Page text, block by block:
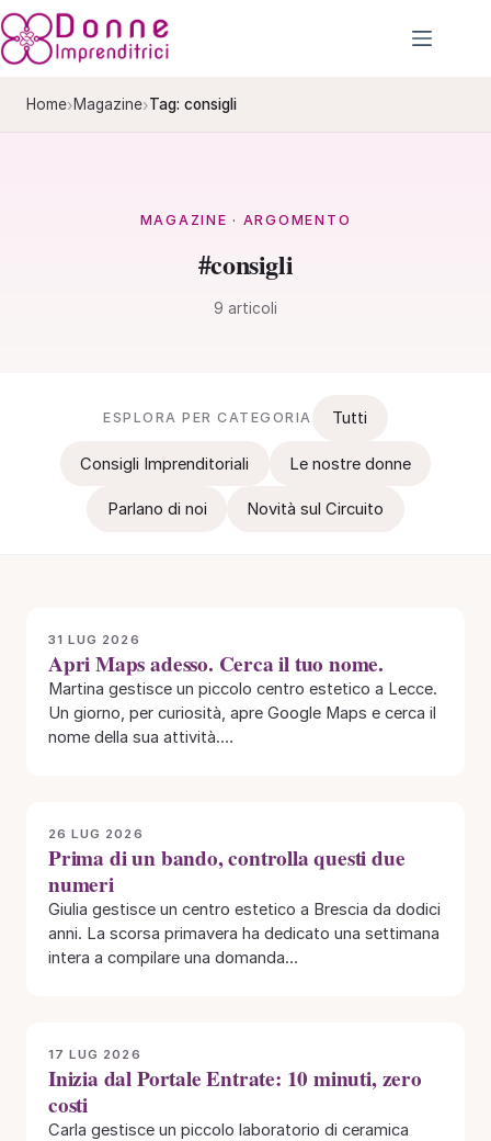
Salta
al
Home›Magazine›Tag: consigli
MAGAZINE · ARGOMENTO
#consigli
9 articoli
ESPLORA PER CATEGORIA Tutti
Consigli Imprenditoriali Le nostre donne
Parlano di noi Novità sul Circuito
31 LUG 2026
Apri Maps adesso. Cerca il tuo nome.
Martina gestisce un piccolo centro estetico a Lecce.
Un giorno, per curiosità, apre Google Maps e cerca il
nome della sua attività.…
26 LUG 2026
Prima di un bando, controlla questi due
numeri
Giulia gestisce un centro estetico a Brescia da dodici
anni. La scorsa primavera ha dedicato una settimana
intera a compilare una domanda…
17 LUG 2026
Inizia dal Portale Entrate: 10 minuti, zero
costi
Carla gestisce un piccolo laboratorio di ceramica